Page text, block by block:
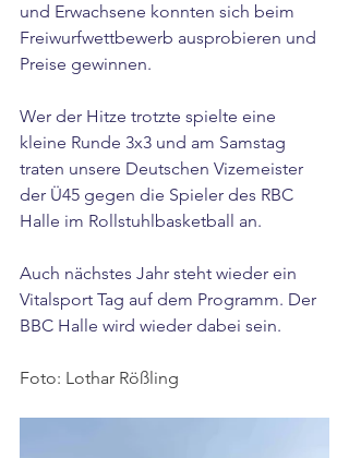
und Erwachsene konnten sich beim
Freiwurfwettbewerb ausprobieren und
Preise gewinnen.
Wer der Hitze trotzte spielte eine
kleine Runde 3x3 und am Samstag
traten unsere Deutschen Vizemeister
der Ü45 gegen die Spieler des RBC
Halle im Rollstuhlbasketball an.
Auch nächstes Jahr steht wieder ein
Vitalsport Tag auf dem Programm. Der
BBC Halle wird wieder dabei sein.
Foto: Lothar Rößling